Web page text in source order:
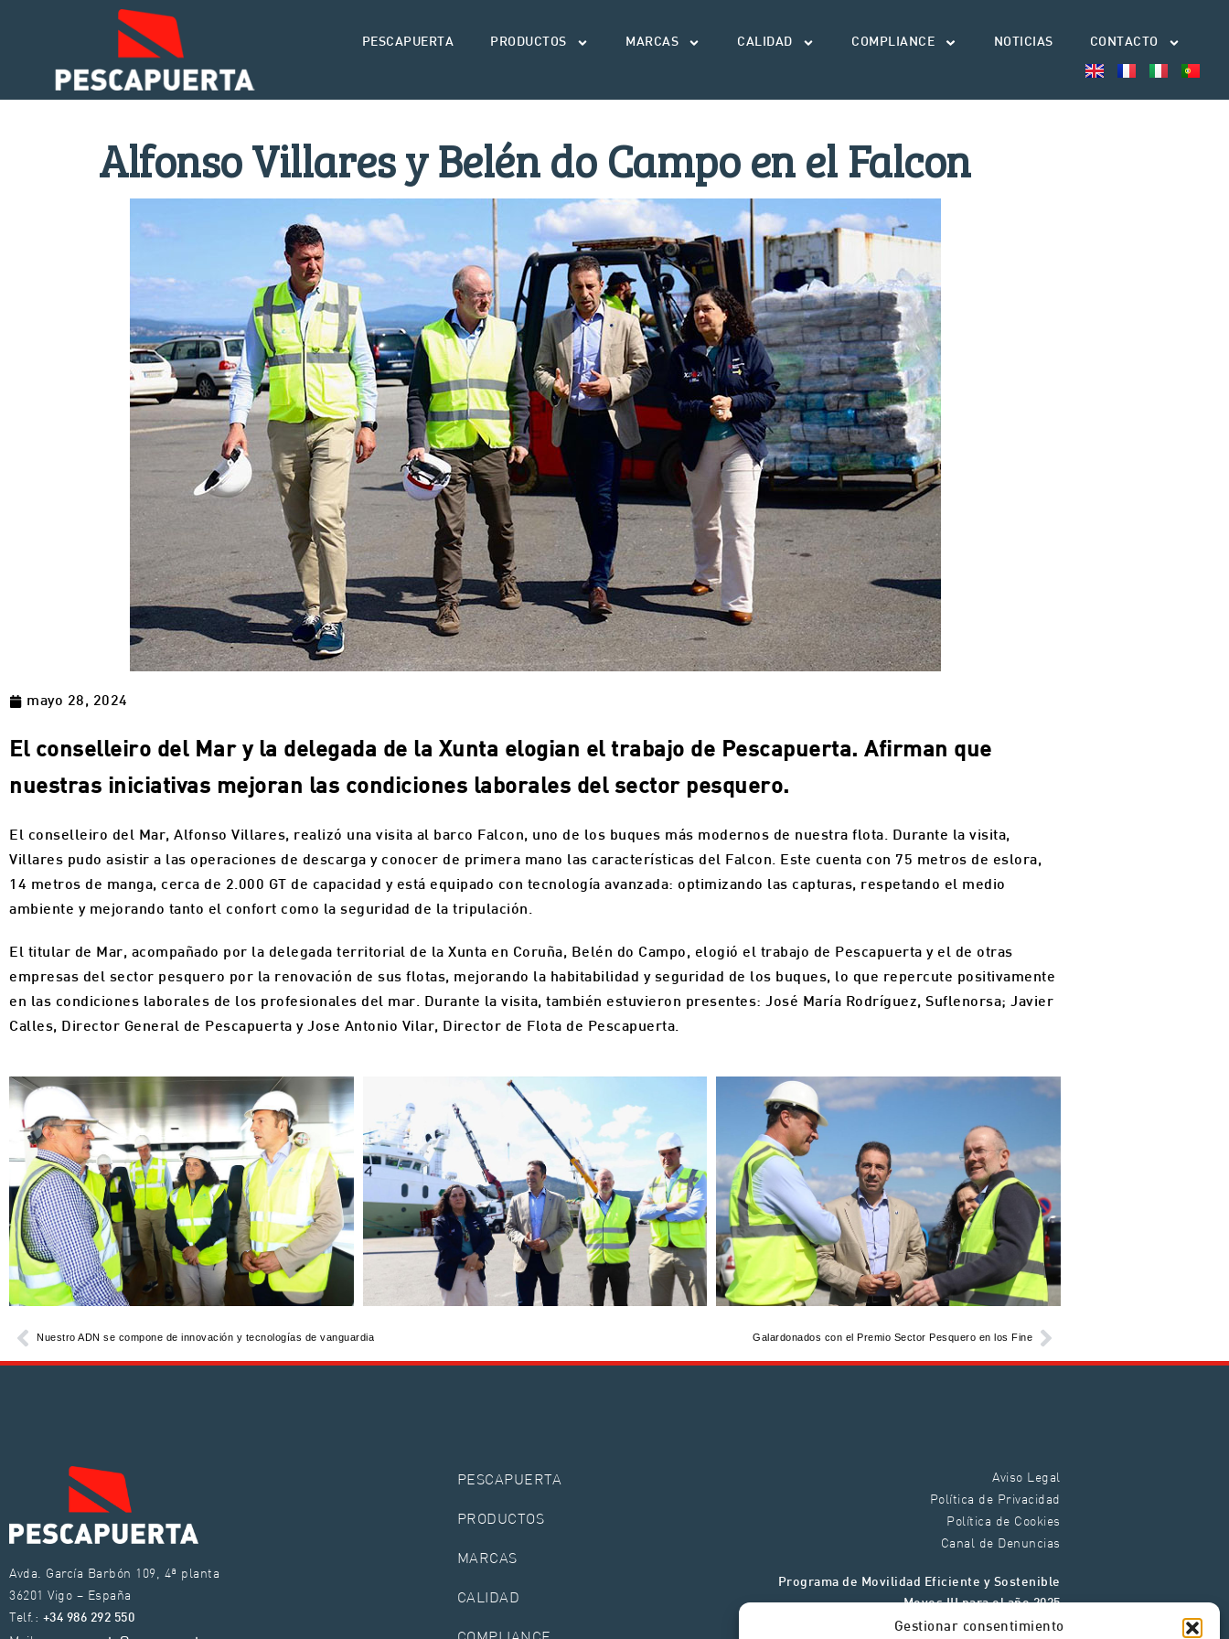
Gestionar consentimiento
PESCAPUERTA PRODUCTOS MARCAS CALIDAD COMPLIANCE NOTICIAS CONTACTO
Alfonso Villares y Belén do Campo en el Falcon
mayo 28, 2024
El conselleiro del Mar y la delegada de la Xunta elogian el trabajo de Pescapuerta. Afirman que
nuestras iniciativas mejoran las condiciones laborales del sector pesquero.
El conselleiro del Mar, Alfonso Villares, realizó una visita al barco Falcon, uno de los buques más modernos de nuestra flota. Durante la visita,
Villares pudo asistir a las operaciones de descarga y conocer de primera mano las características del Falcon. Este cuenta con 75 metros de eslora,
14 metros de manga, cerca de 2.000 GT de capacidad y está equipado con tecnología avanzada: optimizando las capturas, respetando el medio
ambiente y mejorando tanto el confort como la seguridad de la tripulación.
El titular de Mar, acompañado por la delegada territorial de la Xunta en Coruña, Belén do Campo, elogió el trabajo de Pescapuerta y el de otras
empresas del sector pesquero por la renovación de sus flotas, mejorando la habitabilidad y seguridad de los buques, lo que repercute positivamente
en las condiciones laborales de los profesionales del mar. Durante la visita, también estuvieron presentes: José María Rodríguez, Suflenorsa; Javier
Calles, Director General de Pescapuerta y Jose Antonio Vilar, Director de Flota de Pescapuerta.
Nuestro ADN se compone de innovación y tecnologías de vanguardia Galardonados con el Premio Sector Pesquero en los Fine
Avda. García Barbón 109, 4ª planta
36201 Vigo – España
Telf.: +34 986 292 550
PESCAPUERTA
PRODUCTOS
MARCAS
CALIDAD
Aviso Legal
Política de Privacidad
Política de Cookies
Canal de Denuncias
Programa de Movilidad Eficiente y Sostenible
Moves III para el año 2025